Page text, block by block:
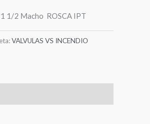
1/2 Macho ROSCA IPT
VALVULAS VS INCENDIO